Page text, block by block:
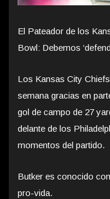
El Pateador de los
Bowl: Debemos
Los Kansas City
semana gracias en
gol de campo de 27
delante de los
momentos del partido.
Butker es conocido
pro-vida.